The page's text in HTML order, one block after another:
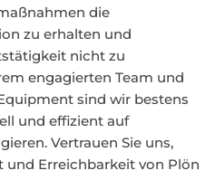
die
zu erhalten und
nicht zu
engagierten Team und
sind wir bestens
und effizient auf
Vertrauen Sie uns,
und Erreichbarkeit von Plön